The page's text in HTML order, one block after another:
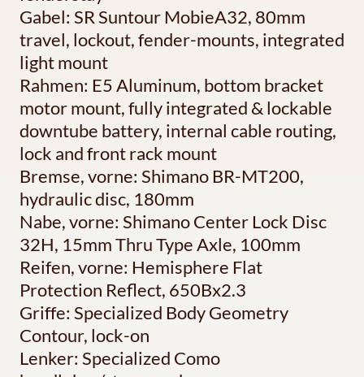
Gabel: SR Suntour MobieA32, 80mm
travel, lockout, fender-mounts, integrated
light mount
Rahmen: E5 Aluminum, bottom bracket
motor mount, fully integrated & lockable
downtube battery, internal cable routing,
lock and front rack mount
Bremse, vorne: Shimano BR-MT200,
hydraulic disc, 180mm
Nabe, vorne: Shimano Center Lock Disc
32H, 15mm Thru Type Axle, 100mm
Reifen, vorne: Hemisphere Flat
Protection Reflect, 650Bx2.3
Griffe: Specialized Body Geometry
Contour, lock-on
Lenker: Specialized Como